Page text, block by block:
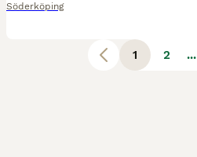
Söderköping
1 2 ...